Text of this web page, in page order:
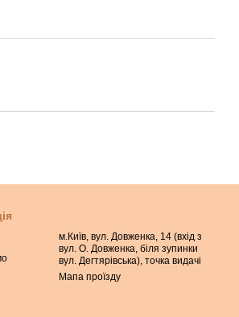
м.Київ, вул. Довженка, 14 (вхід з
вул. О. Довженка, біля зупинки
вул. Дегтярівська), точка видачі
Мапа проїзду